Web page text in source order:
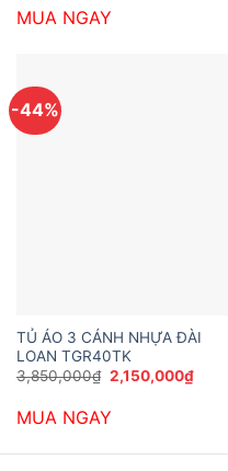
3,700,000₫.
MUA NGAY
-44%
TỦ ÁO 3 CÁNH NHỰA ĐÀI
LOAN TGR40TK
3,850,000₫ Giá
gốc
3,850,000₫.
2,150,000₫Giá
hiện
MUA NGAY